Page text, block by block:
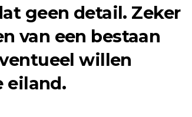
geen detail. Zeker
van een bestaan
willen
eiland.